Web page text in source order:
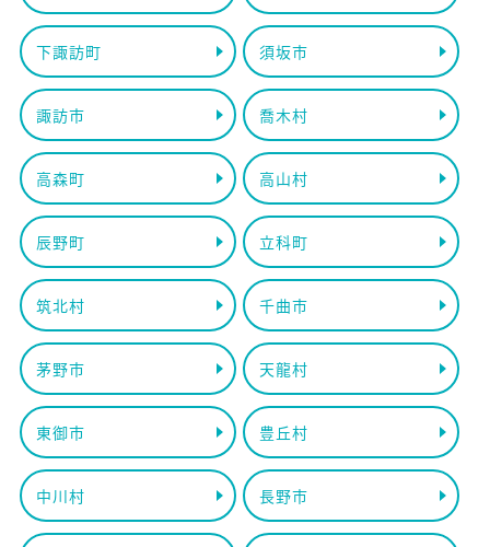
下諏訪町 須坂市
諏訪市 喬木村
高森町 高山村
辰野町 立科町
筑北村 千曲市
茅野市 天龍村
東御市 豊丘村
中川村 長野市